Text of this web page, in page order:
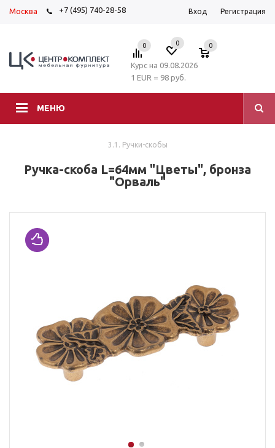
Москва +7 (495) 740-28-58 Вход Регистрация
МЕНЮ
0 0 0
Курс на 09.08.2026
1 EUR = 98 руб.
3.1. Ручки-скобы
Ручка-скоба L=64мм "Цветы", бронза
"Орваль"